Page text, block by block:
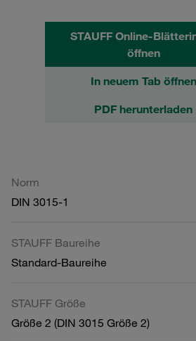
STAUFF Online-
öffnen
In neuem Tab öffnen
PDF herunterladen
Norm
DIN 3015-1
STAUFF Baureihe
Standard-Baureihe
STAUFF Größe
Größe 2 (DIN 3015 Größe 2)